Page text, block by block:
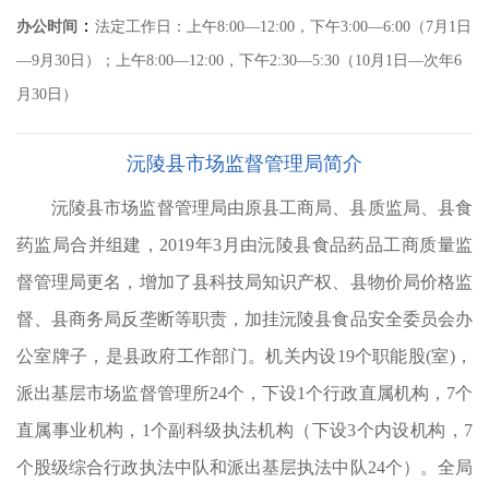
办公时间 ： 法定工作日：上午8:00—12:00，下午3:00—6:00（7月1日
—9月30日）；上午8:00—12:00，下午2:30—5:30（10月1日—次年6
月30日）
沅陵县市场监督管理局简介
沅陵县市场监督管理局由原县工商局、县质监局、县食
药监局合并组建，2019年3月由沅陵县食品药品工商质量监
督管理局更名，增加了县科技局知识产权、县物价局价格监
督、县商务局反垄断等职责，加挂沅陵县食品安全委员会办
公室牌子，是县政府工作部门。机关内设19个职能股(室)，
派出基层市场监督管理所24个，下设1个行政直属机构，7个
直属事业机构，1个副科级执法机构（下设3个内设机构，7
个股级综合行政执法中队和派出基层执法中队24个）。全局